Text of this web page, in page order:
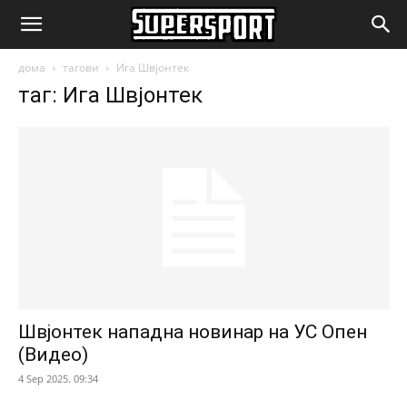
SuperSport.mk
дома тагови Ига Швјонтек
таг: Ига Швјонтек
Швјонтек нападна новинар на УС Опен
(Видео)
4 Sep 2025. 09:34